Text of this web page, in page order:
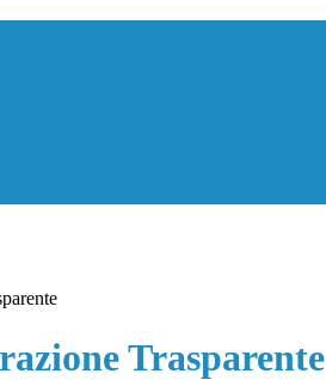
Trasparente